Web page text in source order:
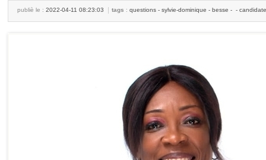
publiè le : 2022-04-11 08:23:03 tags : questions - sylvie-dominique - besse - -